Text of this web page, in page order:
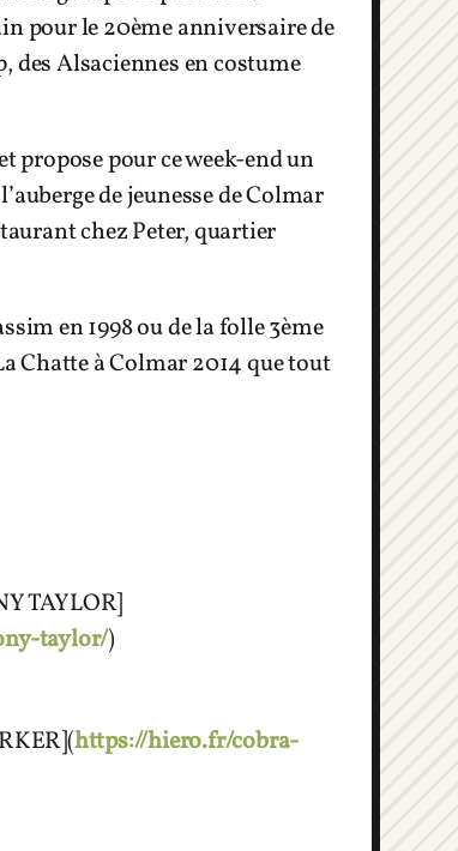
pour le 20ème anniversaire de
des Alsaciennes en costume
propose pour ce week-end un
de jeunesse de Colmar
chez Peter, quartier
en 1998 ou de la folle 3ème
Chatte à Colmar 2014 que tout
TAYLOR]
taylor/)
https://hiero.fr/cobra-